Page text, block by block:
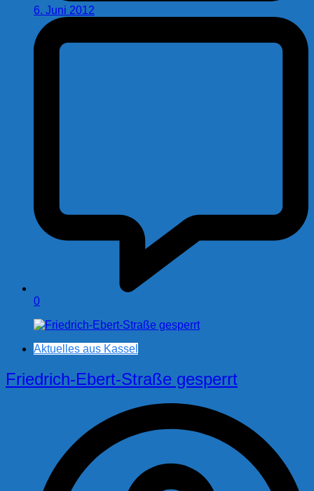
6. Juni 2012
0
Aktuelles aus Kassel
Friedrich-Ebert-Straße gesperrt